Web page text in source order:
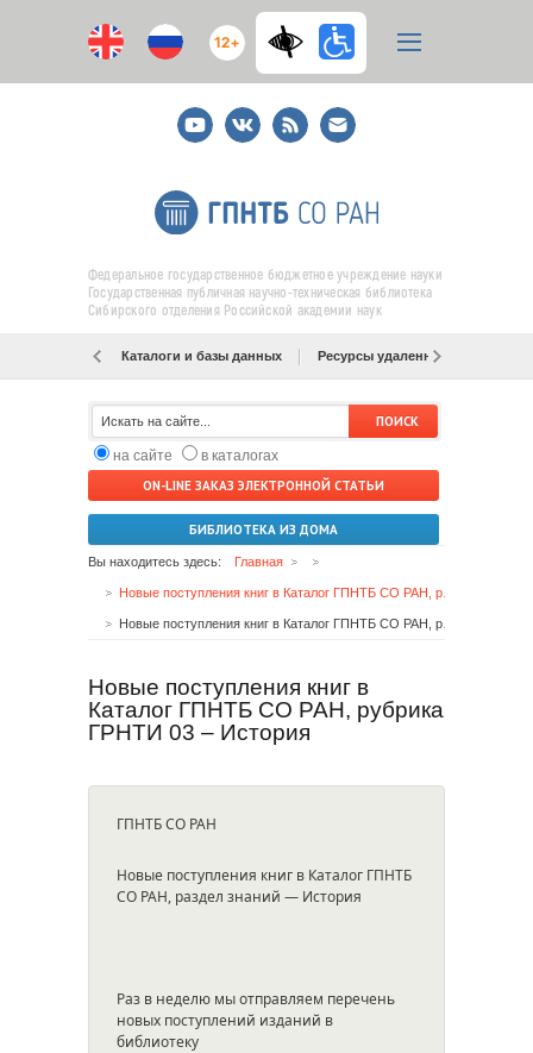
12+
YoutubeВКонтакте
RSS
E-
mail
подписка
Федеральное государственное бюджетное учреждение науки
Государственная публичная научно-техническая библиотека
Сибирского отделения Российской академии наук
Каталоги и базы данных Ресурсы удаленного доступа
на сайте
в каталогах
ON-LINE ЗАКАЗ ЭЛЕКТРОННОЙ СТАТЬИ
БИБЛИОТЕКА ИЗ ДОМА
Вы находитесь здесь: Главная
Новые поступления книг в
Каталог ГПНТБ СО РАН, рубрика
ГРНТИ 03 – История
ГПНТБ СО РАН
Новые поступления книг в Каталог ГПНТБ
СО РАН, раздел знаний — История
Раз в неделю мы отправляем перечень
новых поступлений изданий в
библиотеку